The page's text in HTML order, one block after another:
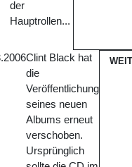
der
Hauptrollen...
Clint Black hat
die
Veröffentlichung
seines neuen
Albums erneut
verschoben.
Ursprünglich